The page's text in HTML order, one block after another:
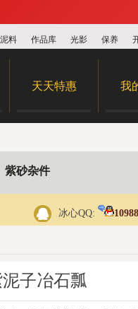
保养
光影
作品库
泥料
天天特惠 我
紫砂杂件
冰心QQ:
子冶石瓢